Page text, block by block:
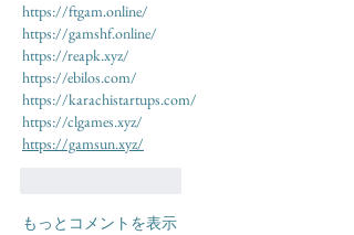
https://ftgam.online/
https://gamshf.online/
https://reapk.xyz/
https://ebilos.com/
https://karachistartups.com/
https://clgames.xyz/
https://gamsun.xyz/
もっとコメントを表示